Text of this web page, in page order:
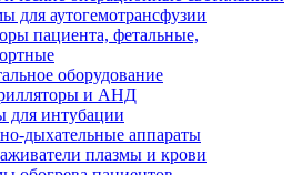
для аутогемотрансфузии
пациента, фетальные,
оборудование
и АНД
для интубации
дыхательные аппараты
плазмы и крови